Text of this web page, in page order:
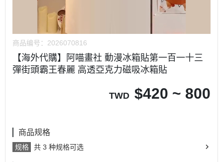
商品编号： 2026070816
【海外代購】阿喵畫社 動漫冰箱貼第一百一十三
彈街頭霸王春麗 高透亞克力磁吸冰箱貼
TWD $420 ~ 800
商品规格
规格 共 3 种规格可选